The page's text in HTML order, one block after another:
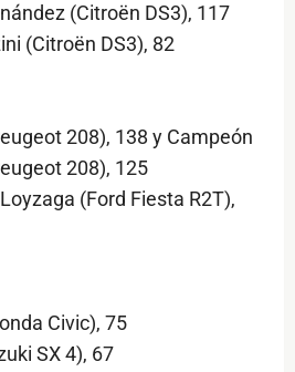
(Citroën DS3), 117
(Citroën DS3), 82
208), 138 y Campeón
208), 125
(Ford Fiesta R2T),
Civic), 75
SX 4), 67